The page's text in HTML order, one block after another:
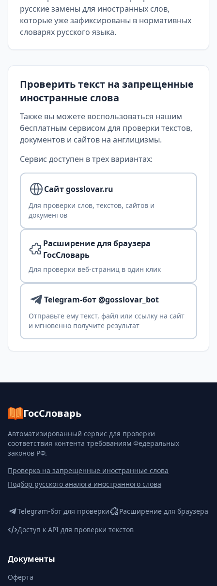
русские замены для иностранных слов,
которые уже зафиксированы в нормативных
словарях русского языка.
Проверить текст на запрещенные
иностранные слова
Также вы можете воспользоваться нашим
бесплатным сервисом для проверки текстов,
документов и сайтов на англицизмы.
Сервис доступен в трех вариантах:
Сайт gosslovar.ru
Для проверки слов, текстов, сайтов и
документов
Расширение для браузера
ГосСловарь
Для проверки веб-страниц в один клик
Telegram-бот @gosslovar_bot
Отправьте ему текст, файл или ссылку на сайт
и мгновенно получите результат
ГосСловарь
Автоматизированный сервис для проверки
соответствия контента требованиям Федеральных
законов РФ.
Проверка на запрещенные иностранные слова
Подбор русского аналога иностранного слова
Telegram-бот для проверки
Расширение для браузера
Доступ к API для проверки текстов
Документы
Оферта